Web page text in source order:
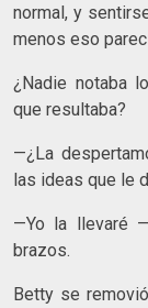
normal, y
menos eso
¿Nadie notaba
que resultaba?
—¿La
las ideas que le
—Yo la llevaré
brazos.
Betty se